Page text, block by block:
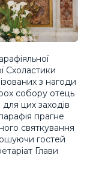
Схоластики
з нагоди
собору отець
цих заходів
прагне
святкування
гостей
Глави